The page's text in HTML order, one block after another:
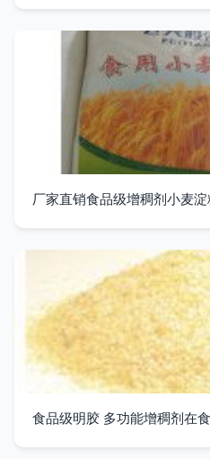
厂家直销食品级增稠剂小麦
食品级明胶 多功能增稠剂在